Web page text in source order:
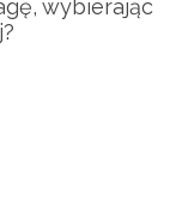
wybierając